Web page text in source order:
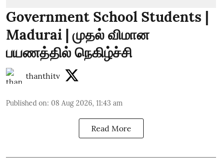
Government School Students |
Madurai | முதல் விமான
பயணத்தில் நெகிழ்ச்சி
thanthitv
Published on: 08 Aug 2026, 11:43 am
Read More